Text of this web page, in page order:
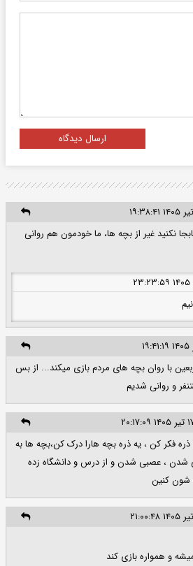
ارسال دیدگاه
نکنید غیر از بچه ها، ما خودمون هم روانی
با روان بچه های مردم بازی میکند... از بس
و روانی شدیم
فکر کن ، یه ذره بچه هارا درک کن،بچه ها به
شدن ، عصبی شدن و از درس و دانشگاه زده
شون کنین
و همواره بازی کند